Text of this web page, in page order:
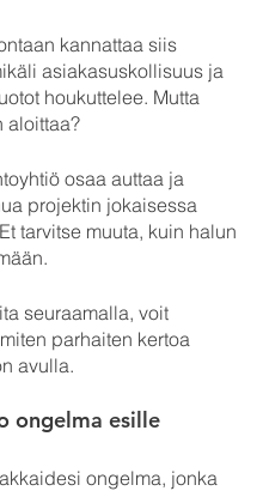
kannattaa siis
asiakasuskollisuus ja
houkuttelee. Mutta
aloittaa?
osaa auttaa ja
projektin jokaisessa
tarvitse muuta, kuin halun
seuraamalla, voit
parhaiten kertoa
avulla.
ongelma esille
ongelma, jonka